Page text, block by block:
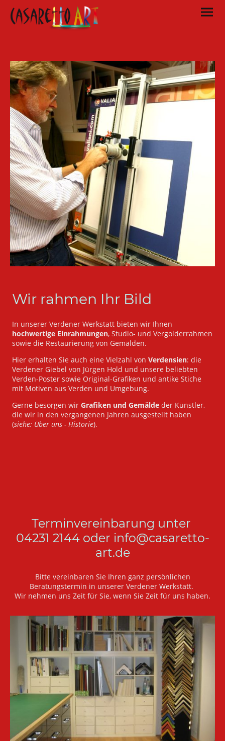
Wir rahmen Ihr Bild
In unserer Verdener Werkstatt bieten wir Ihnen
hochwertige Einrahmungen, Studio- und Vergolderrahmen
sowie die Restaurierung von Gemälden.
Hier erhalten Sie auch eine Vielzahl von Verdensien: die
Verdener Giebel von Jürgen Hold und unsere beliebten
Verden-Poster sowie Original-Grafiken und antike Stiche
mit Motiven aus Verden und Umgebung.
Gerne besorgen wir Grafiken und Gemälde der Künstler,
die wir in den vergangenen Jahren ausgestellt haben
(siehe: Über uns - Historie).
Terminvereinbarung unter
04231 2144 oder info@casaretto-
art.de
Bitte vereinbaren Sie Ihren ganz persönlichen
Beratungstermin in unserer Verdener Werkstatt.
Wir nehmen uns Zeit für Sie, wenn Sie Zeit für uns haben.